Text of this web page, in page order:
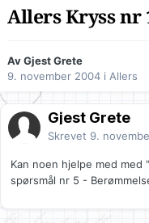
Allers Kryss nr
Av Gjest Grete
9. november 2004 i Allers
Gjest Grete
Skrevet 9.
Kan noen hjelpe med med
spørsmål nr 5 -